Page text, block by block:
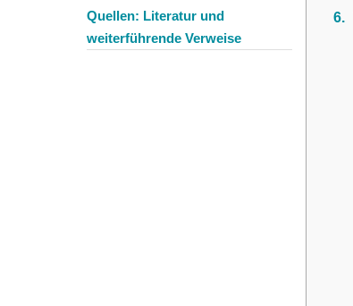
6
Quellen: Literatur und
weiterführende Verweise